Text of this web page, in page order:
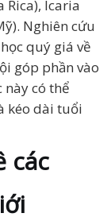
Rica), Icaria
Nghiên cứu
quý giá về
góp phần vào
này có thể
kéo dài tuổi
các